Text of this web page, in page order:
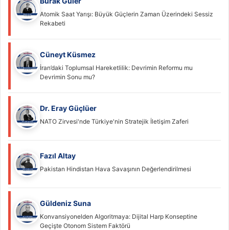
Atomik Saat Yarışı: Büyük Güçlerin Zaman Üzerindeki Sessiz
Rekabeti
Cüneyt Küsmez
İran’daki Toplumsal Hareketlilik: Devrimin Reformu mu
Devrimin Sonu mu?
Dr. Eray Güçlüer
NATO Zirvesi'nde Türkiye'nin Stratejik İletişim Zaferi
Fazıl Altay
Pakistan Hindistan Hava Savaşının Değerlendirilmesi
Güldeniz Suna
Konvansiyonelden Algoritmaya: Dijital Harp Konseptine
Geçişte Otonom Sistem Faktörü